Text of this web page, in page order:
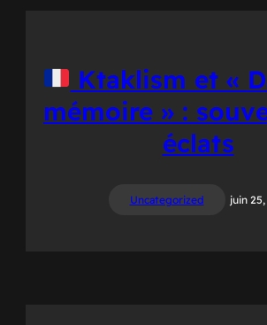
Ktaklism et «
mémoire » :
éclats
Uncategorized juin